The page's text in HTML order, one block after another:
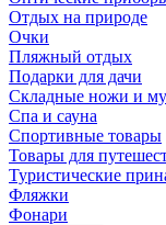
Отдых на природе
Очки
Пляжный отдых
Подарки для дачи
Складные ножи и
Спа и сауна
Спортивные товары
Товары для
Туристические
Фляжки
Фонари